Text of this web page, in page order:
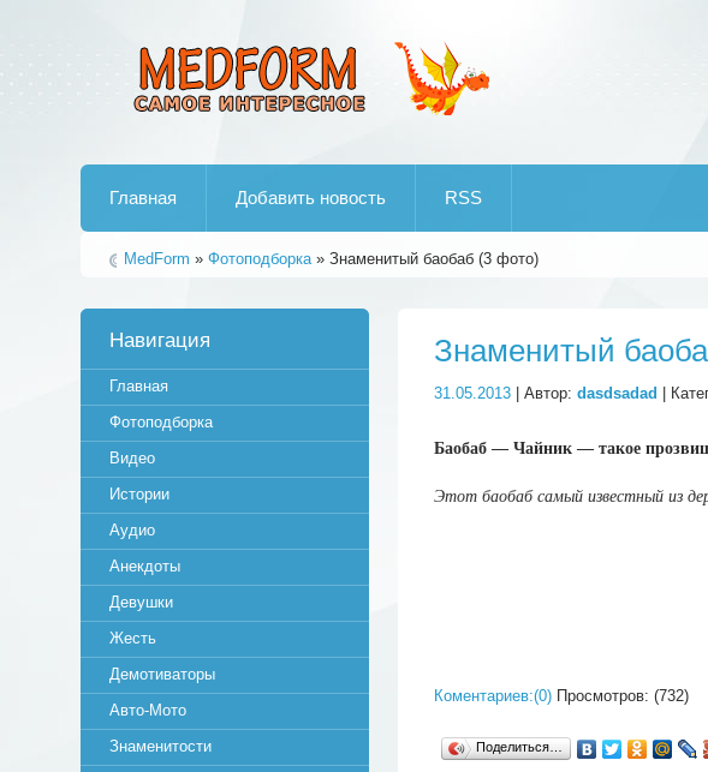
Главная Добавить новость RSS
MedForm »Фотоподборка» Знаменитый баобаб (3 фото)
Знаменитый
31.05.2013 | Автор:dasdsadad |
Баобаб — Чайник — такое
Этот баобаб самый известный из
Коментариев:(0) Просмотров: (732)
Поделиться…
Навигация
Главная
Фотоподборка
Видео
Истории
Аудио
Анекдоты
Девушки
Жесть
Демотиваторы
Авто-Мото
Знаменитости